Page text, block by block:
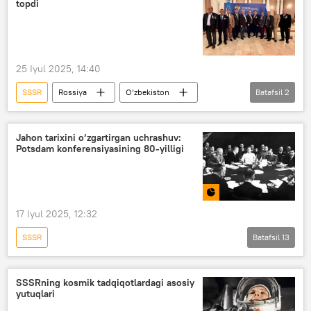
topdi
25 Iyul 2025, 14:40
SSSR Rossiya
O‘zbekiston
Elchixona
veteranlar
Batafsil 2
Jahon tarixini o‘zgartirgan uchrashuv:
Potsdam konferensiyasining 80-yilligi
17 Iyul 2025, 12:32
SSSR
Ulug‘ Vatan urushidagi G‘alabaning 80-yilligi
Buyuk Britaniya
AQSh
tarix
Berlin
Batafsil 13
SSSRning kosmik tadqiqotlardagi asosiy
yutuqlari